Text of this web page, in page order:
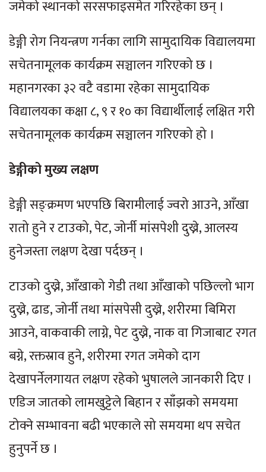
जमेको स्थानको सरसफाइसमेत गरिरहेका छन् ।
डेङ्गी रोग नियन्त्रण गर्नका लागि सामुदायिक विद्यालयमा
सचेतनामूलक कार्यक्रम सञ्चालन गरिएको छ ।
महानगरका ३२ वटै वडामा रहेका सामुदायिक
विद्यालयका कक्षा ८, ९ र १० का विद्यार्थीलाई लक्षित गरी
सचेतनामूलक कार्यक्रम सञ्चालन गरिएको हो ।
डेङ्गीको मुख्य लक्षण
डेङ्गी सङ्क्रमण भएपछि बिरामीलाई ज्वरो आउने, आँखा
रातो हुने र टाउको, पेट, जोर्नी मांसपेशी दुख्ने, आलस्य
हुनेजस्ता लक्षण देखा पर्दछन् ।
टाउको दुख्ने, आँखाको गेडी तथा आँखाको पछिल्लो भाग
दुख्ने, ढाड, जोर्नी तथा मांसपेसी दुख्ने, शरीरमा बिमिरा
आउने, वाकवाकी लाग्ने, पेट दुख्ने, नाक वा गिजाबाट रगत
बग्ने, रक्तस्राव हुने, शरीरमा रगत जमेको दाग
देखापर्नेलगायत लक्षण रहेको भुषालले जानकारी दिए ।
एडिज जातको लामखुट्टेले बिहान र साँझको समयमा
टोक्ने सम्भावना बढी भएकाले सो समयमा थप सचेत
हुनुपर्ने छ ।